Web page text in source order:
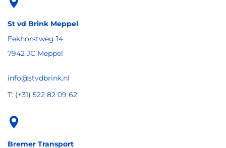
St vd Brink Meppel
Eekhorstweg 14
7942 JC Meppel
info@stvdbrink.nl
T: (+31) 522 82 09 62
Bremer Transport